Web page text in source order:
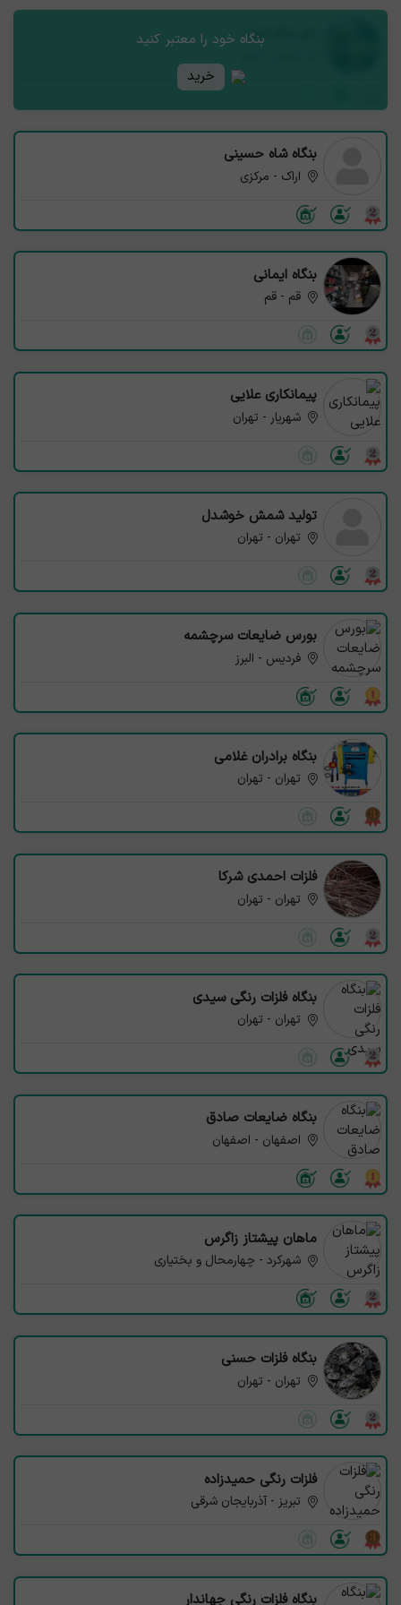
بنگاه خود را معتبر کنید
خرید
نام بنگاه شما
بنگاه شاه حسینی
اراک - مرکزی
بنگاه ایمانی
قم - قم
پیمانکاری علایی
شهریار - تهران
تولید شمش خوشدل
تهران - تهران
بورس ضایعات سرچشمه
فردیس - البرز
بنگاه برادران غلامی
تهران - تهران
فلزات احمدی شرکا
تهران - تهران
بنگاه فلزات رنگی سیدی
تهران - تهران
بنگاه ضایعات صادق
اصفهان - اصفهان
ماهان پیشتاز زاگرس
شهرکرد - چهارمحال و بختیاری
بنگاه فلزات حسنی
تهران - تهران
فلزات رنگی حمیدزاده
تبریز - آذربایجان شرقی
بنگاه فلزات رنگی جهاندار